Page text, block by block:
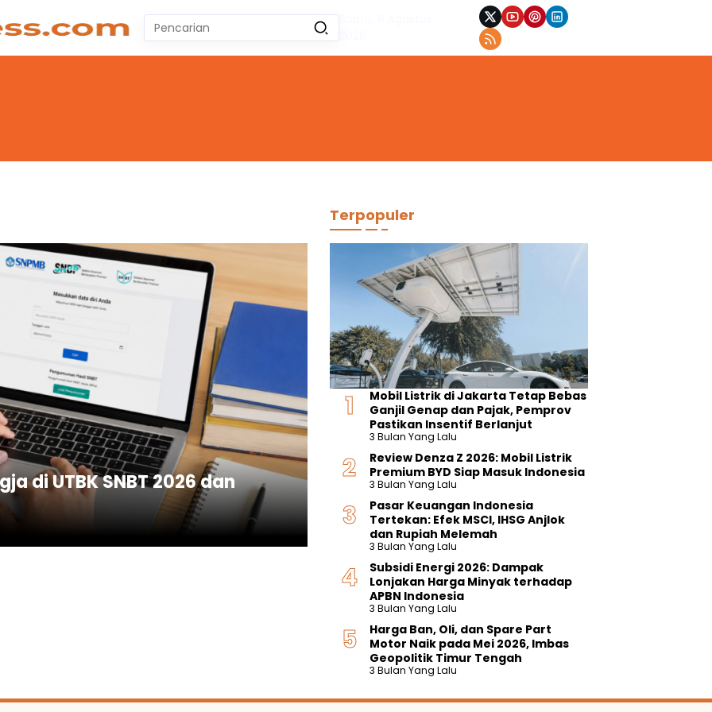
Pencarian
untuk:
Sabtu, 8 Agustus
di UTBK SNBT 2026 dan
Terpopuler
Mobil Listrik di Jakarta Tetap Bebas
Ganjil Genap dan Pajak, Pemprov
Pastikan Insentif Berlanjut
3 Bulan Yang Lalu
Review Denza Z 2026: Mobil Listrik
Premium BYD Siap Masuk Indonesia
3 Bulan Yang Lalu
Pasar Keuangan Indonesia
Tertekan: Efek MSCI, IHSG Anjlok
dan Rupiah Melemah
3 Bulan Yang Lalu
Subsidi Energi 2026: Dampak
Lonjakan Harga Minyak terhadap
APBN Indonesia
3 Bulan Yang Lalu
Harga Ban, Oli, dan Spare Part
Motor Naik pada Mei 2026, Imbas
Geopolitik Timur Tengah
3 Bulan Yang Lalu